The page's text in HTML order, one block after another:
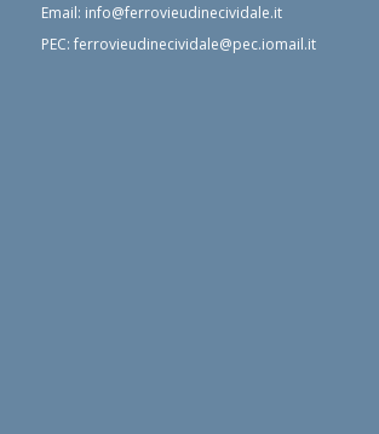
Email: info@ferrovieudinecividale.it
PEC: ferrovieudinecividale@pec.iomail.it